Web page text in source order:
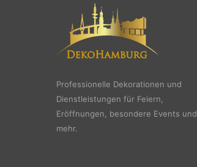
Professionelle Dekorationen und
Dienstleistungen für Feiern,
Eröffnungen, besondere Events und
mehr.